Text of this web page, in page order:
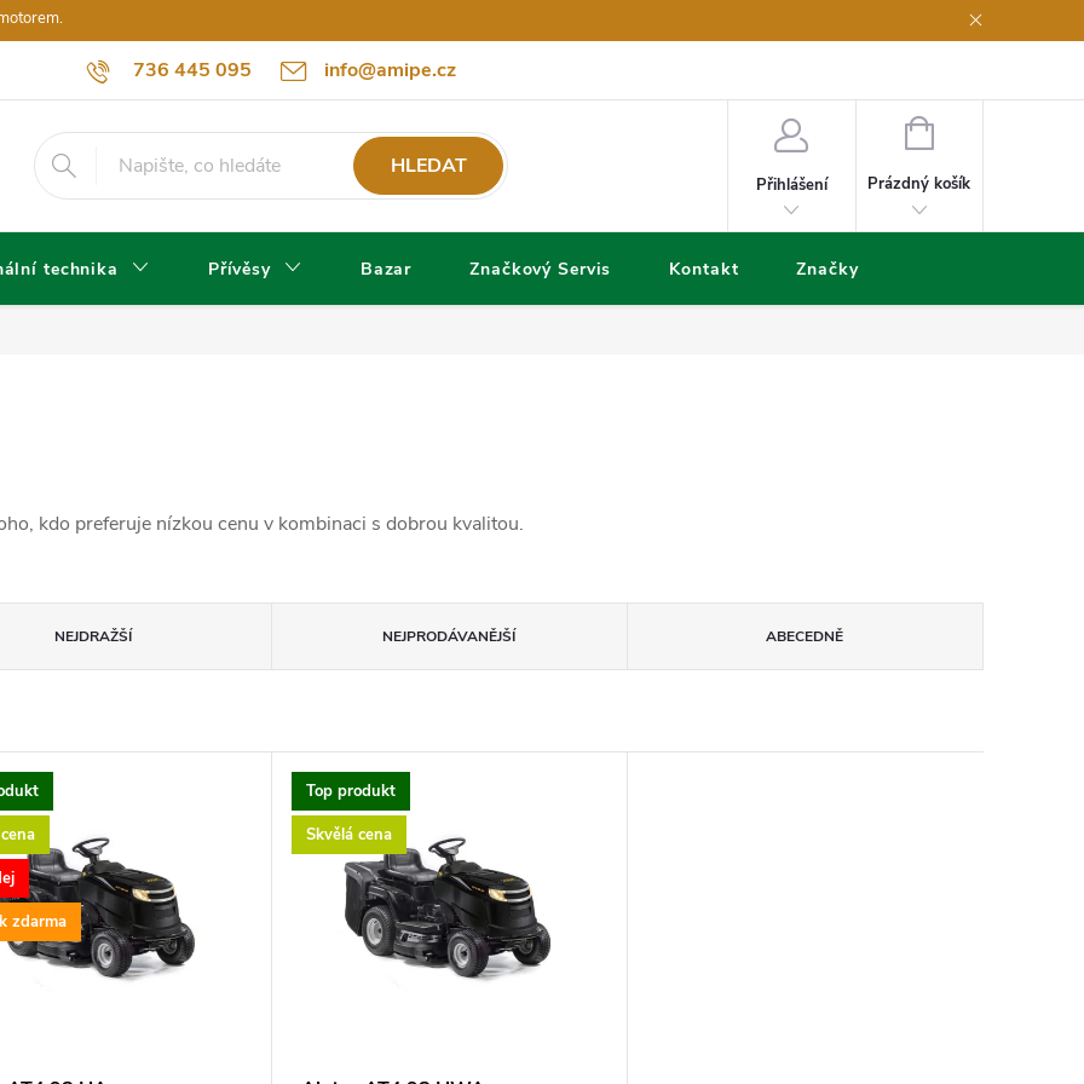
736 445 095 info@amipe.cz
HLEDAT
Přihlášení
NÁKUPNÍ
Prázdný košík
technika Přívěsy Bazar Značkový Servis Kontakt Značky
kdo preferuje nízkou cenu v kombinaci s dobrou kvalitou.
NEJDRAŽŠÍ NEJPRODÁVANĚJŠÍ ABECEDNĚ
zdarma
Top produkt
Skvělá cena